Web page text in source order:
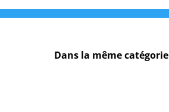
Dans la même catégorie